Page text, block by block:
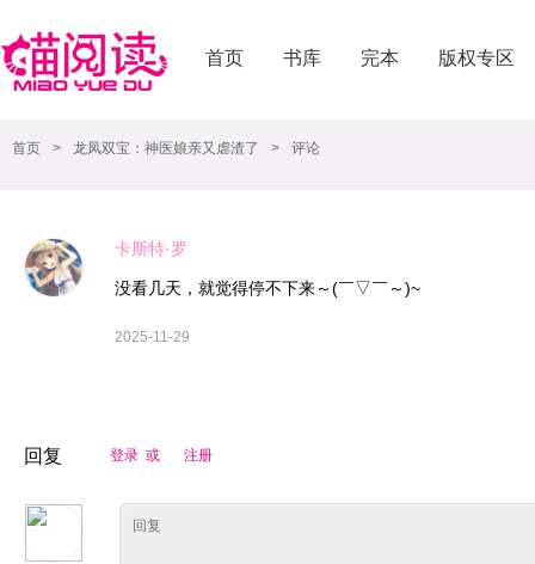
首页 书库 完本 版权专区
首页 > 龙凤双宝：神医娘亲又虐渣了 > 评论
卡斯特·罗
没看几天，就觉得停不下来～(￣▽￣～)~
2025-11-29
回复 登录 或 注册